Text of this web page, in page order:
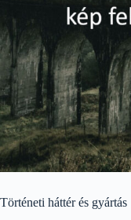
Történeti háttér és gyártás